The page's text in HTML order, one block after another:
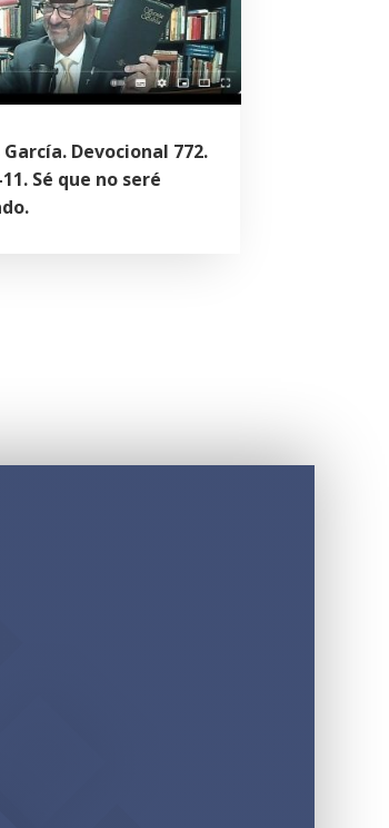
Devocional 772.
Sé que no seré